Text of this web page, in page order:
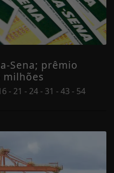
Sena; prêmio
milhões
- 21 - 24 - 31 - 43 - 54